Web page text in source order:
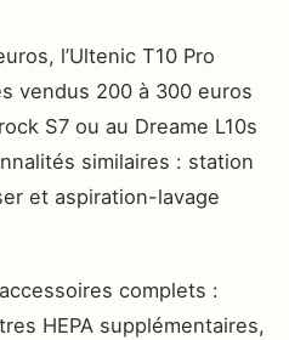
l’Ultenic T10 Pro
vendus 200 à 300 euros
S7 ou au Dreame L10s
similaires : station
et aspiration-lavage
complets :
HEPA supplémentaires,